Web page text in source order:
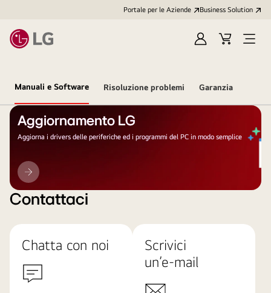
Portale per le Aziende Business Solution
AccediCart
Open
Manuali e Software Risoluzione problemi Garanzia
Aggiornamento LG
Aggiorna i drivers delle periferiche ed i programmi del PC in modo semplice
Aggiornamento
LG
Contattaci
Chatta con noi
Scrivici
un’e-mail